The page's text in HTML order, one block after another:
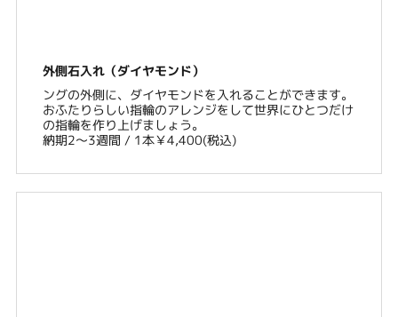
外側石入れ（ダイヤモンド）
ングの外側に、ダイヤモンドを入れることができます。
おふたりらしい指輪のアレンジをして世界にひとつだけ
の指輪を作り上げましょう。
納期2〜3週間 / 1本￥4,400(税込)